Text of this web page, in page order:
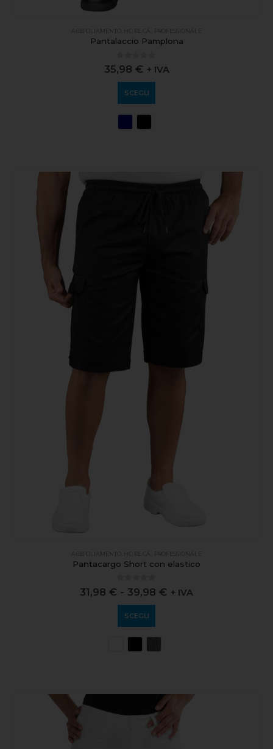
ABBIGLIAMENTO HO.RE.CA. PROFESSIONALE
Pantalaccio Pamplona
0out of 5
35,98 € + IVA
SCEGLI
ABBIGLIAMENTO HO.RE.CA. PROFESSIONALE
Pantacargo Short con elastico
out of 5
31,98 € - 39,98 € + IVA
SCEGLI